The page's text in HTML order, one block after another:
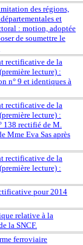
des régions,
et
: motion, adoptée
de soumettre le
rectificative de la
lecture) :
n° 9 et identiques à
rectificative de la
lecture) :
138 rectifié de M.
Mme Eva Sas après
rectificative de la
lecture) :
pour 2014
relative à la
la SNCF.
ferroviaire